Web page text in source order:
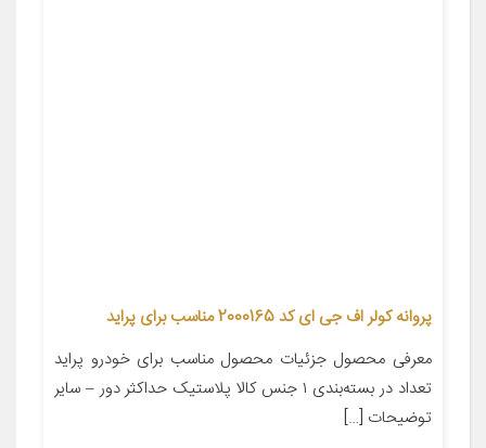
پروانه کولر اف جی ای کد 2000165 مناسب برای پراید
معرفی محصول جزئیات محصول مناسب برای خودرو پراید
تعداد در بسته‌بندی ۱ جنس کالا پلاستیک حداکثر دور – سایر
توضیحات […]